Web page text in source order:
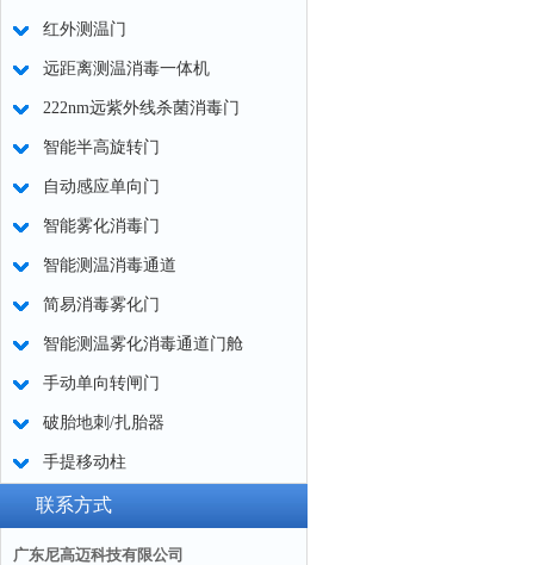
红外测温门
远距离测温消毒一体机
222nm远紫外线杀菌消毒门
智能半高旋转门
自动感应单向门
智能雾化消毒门
智能测温消毒通道
简易消毒雾化门
智能测温雾化消毒通道门舱
手动单向转闸门
破胎地刺/扎胎器
手提移动柱
联系方式
广东尼高迈科技有限公司